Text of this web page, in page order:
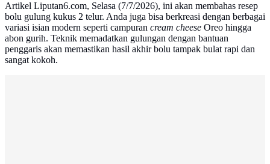
Artikel Liputan6.com, Selasa (7/7/2026), ini akan membahas resep
bolu gulung kukus 2 telur. Anda juga bisa berkreasi dengan berbagai
variasi isian modern seperti campuran cream cheese Oreo hingga
abon gurih. Teknik memadatkan gulungan dengan bantuan
penggaris akan memastikan hasil akhir bolu tampak bulat rapi dan
sangat kokoh.